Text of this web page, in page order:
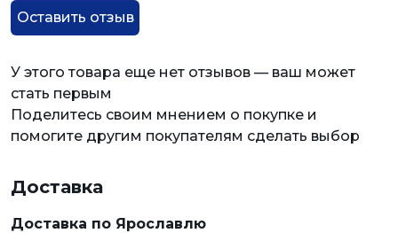
Оставить отзыв
У этого товара еще нет отзывов — ваш может
стать первым
Поделитесь своим мнением о покупке и
помогите другим покупателям сделать выбор
Доставка
Доставка по Ярославлю